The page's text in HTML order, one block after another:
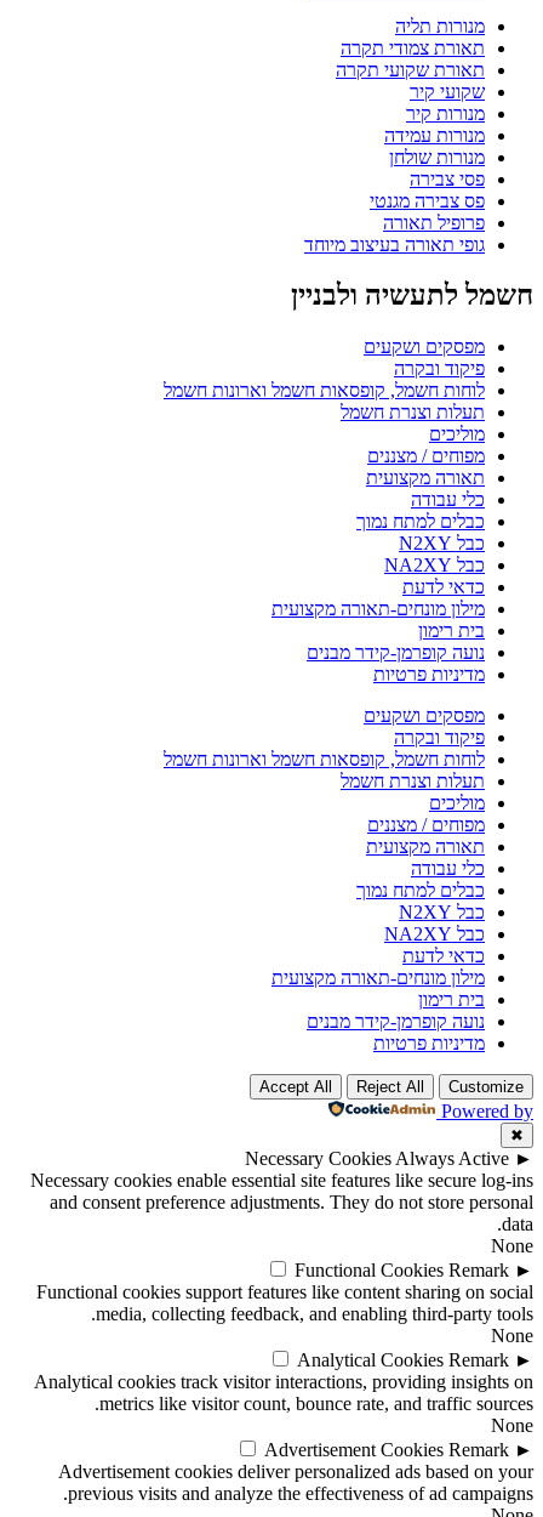
מנורות תליה
תאורת צמודי תקרה
תאורת שקועי תקרה
שקועי קיר
מנורות קיר
מנורות עמידה
מנורות שולחן
פסי צבירה
פס צבירה מגנטי
פרופיל תאורה
גופי תאורה בעיצוב מיוחד
חשמל לתעשיה ולבניין
מפסקים ושקעים
פיקוד ובקרה
לוחות חשמל, קופסאות חשמל וארונות חשמל
תעלות וצנרת חשמל
מוליכים
מפוחים / מצננים
תאורה מקצועית
כלי עבודה
כבלים למתח נמוך
כבל N2XY
כבל NA2XY
כדאי לדעת
מילון מונחים-תאורה מקצועית
בית רימון
נועה קופרמן-קידר מבנים
מדיניות פרטיות
מפסקים ושקעים
פיקוד ובקרה
לוחות חשמל, קופסאות חשמל וארונות חשמל
תעלות וצנרת חשמל
מוליכים
מפוחים / מצננים
תאורה מקצועית
כלי עבודה
כבלים למתח נמוך
כבל N2XY
כבל NA2XY
כדאי לדעת
מילון מונחים-תאורה מקצועית
בית רימון
נועה קופרמן-קידר מבנים
מדיניות פרטיות
Customize
Reject All
Accept All
Powered by
✖
►
Necessary Cookies Always Active
Necessary cookies enable essential site features like secure log-ins
and consent preference adjustments. They do not store personal
data.
None
►
Functional Cookies Remark
Functional cookies support features like content sharing on social
media, collecting feedback, and enabling third-party tools.
None
►
Analytical Cookies Remark
Analytical cookies track visitor interactions, providing insights on
metrics like visitor count, bounce rate, and traffic sources.
None
►
Advertisement Cookies Remark
Advertisement cookies deliver personalized ads based on your
previous visits and analyze the effectiveness of ad campaigns.